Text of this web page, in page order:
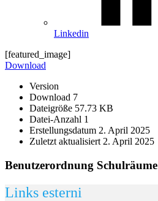
Linkedin
[featured_image]
Download
Version
Download 7
Dateigröße 57.73 KB
Datei-Anzahl 1
Erstellungsdatum 2. April 2025
Zuletzt aktualisiert 2. April 2025
Benutzerordnung Schulräume
Links esterni